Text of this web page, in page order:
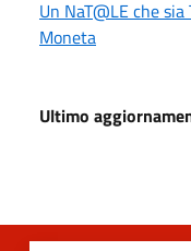
Un NaT@LE che
Moneta
Ultimo